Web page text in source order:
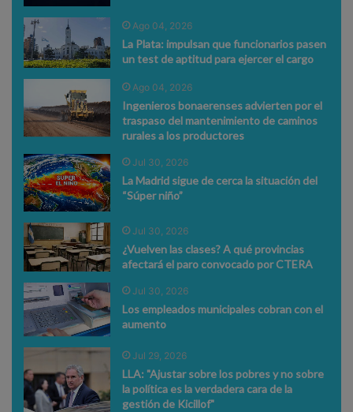
Ago 04, 2026
La Plata: impulsan que funcionarios pasen
un test de aptitud para ejercer el cargo
Ago 04, 2026
Ingenieros bonaerenses advierten por el
traspaso del mantenimiento de caminos
rurales a los productores
Jul 30, 2026
La Madrid sigue de cerca la situación del
“Súper niño”
Jul 30, 2026
¿Vuelven las clases? A qué provincias
afectará el paro convocado por CTERA
Jul 30, 2026
Los empleados municipales cobran con el
aumento
Jul 29, 2026
LLA: "Ajustar sobre los pobres y no sobre
la política es la verdadera cara de la
gestión de Kicillof"